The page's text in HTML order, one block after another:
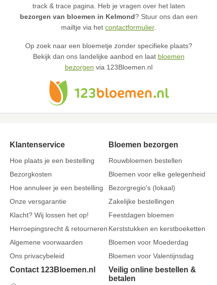
track & trace pagina. Heb je vragen over het laten
bezorgen van bloemen in Kelmond? Stuur ons dan een
mailtje via het contactformulier.
Op zoek naar een bloemetje zonder specifieke plaats?
Bekijk dan ons landelijke aanbod en laat bloemen
bezorgen via 123Bloemen.nl
Klantenservice
Hoe plaats je een bestelling
Bezorgkosten
Hoe annuleer je een bestelling
Onze versgarantie
Klacht? Wij lossen het op!
Herroepingsrecht & retourneren
Algemene voorwaarden
Ons privacybeleid
Bloemen bezorgen
Rouwbloemen bestellen
Bloemen voor elke gelegenheid
Bezorgregio's (lokaal)
Zakelijke bestellingen
Feestdagen bloemen
Kerststukken en kerstboeketten
Bloemen voor Moederdag
Bloemen voor Valentijnsdag
Contact 123Bloemen.nl
Veilig online bestellen &
betalen